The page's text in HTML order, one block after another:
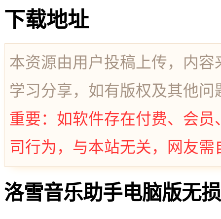
下载地址
本资源由用户投稿上传，内
学习分享，如有版权及其他
重要：如软件存在付费、会
司行为，与本站无关，网友需
洛雪音乐助手电脑版无